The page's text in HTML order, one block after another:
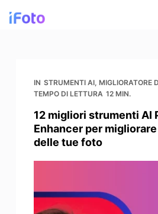
V
Sfondo AI per i modelli
Ricolorazione dell'abbigliamento a scatto
Sfondo AI per i prodotti
Chi siamo
IN STRUMENTI AI, MIGLIORATORE
TEMPO DI LETTURA 12 MIN.
12 migliori strumenti AI
Enhancer per
delle tue foto